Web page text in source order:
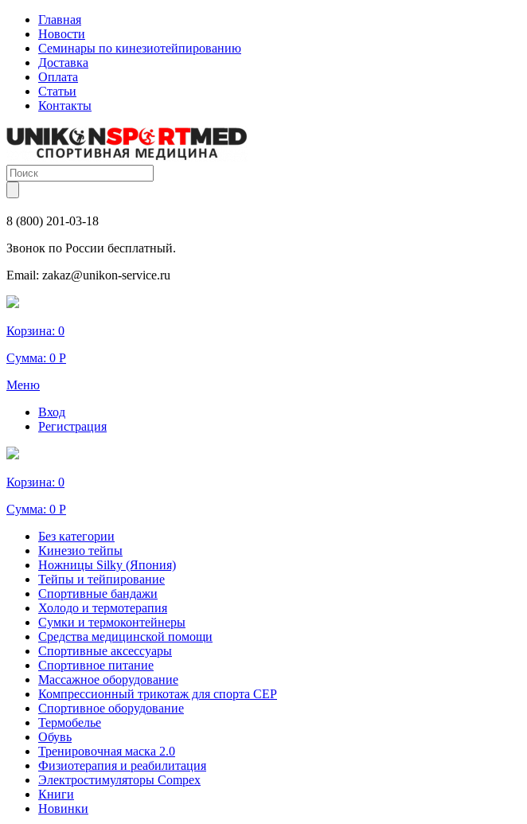
Главная
Новости
Семинары по кинезиотейпированию
Доставка
Оплата
Статьи
Контакты
8 (800) 201-03-18
Звонок по России бесплатный.
Email: zakaz@unikon-service.ru
Корзина: 0
Сумма: 0 Р
Меню
Вход
Регистрация
Корзина: 0
Сумма: 0 Р
Без категории
Кинезио тейпы
Ножницы Silky (Япония)
Тейпы и тейпирование
Спортивные бандажи
Холодо и термотерапия
Сумки и термоконтейнеры
Средства медицинской помощи
Спортивные аксессуары
Спортивное питание
Массажное оборудование
Компрессионный трикотаж для спорта СЕР
Спортивное оборудование
Термобелье
Обувь
Тренировочная маска 2.0
Физиотерапия и реабилитация
Электростимуляторы Compex
Книги
Новинки